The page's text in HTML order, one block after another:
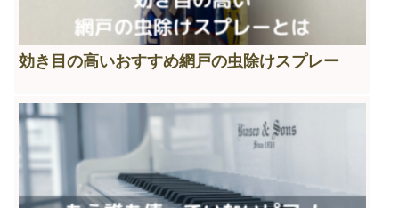
効き目の高いおすすめ網戸の虫除けスプレー